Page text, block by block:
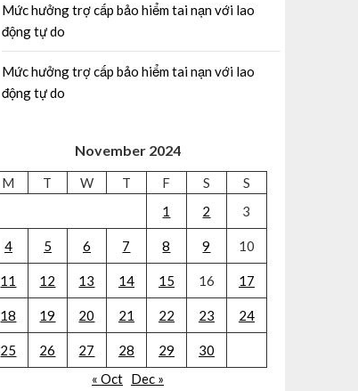
Mức hưởng trợ cấp bảo hiểm tai nạn với lao
động tự do
Mức hưởng trợ cấp bảo hiểm tai nạn với lao
động tự do
November 2024
M T W T F S
S
1
2 3
4 5 6 7 8 9 10
11 12 13 14 15 16 17
18 19 20 21 22 23 24
25 26 27 28 29
30
« Oct Dec »